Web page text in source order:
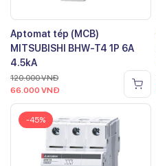
Aptomat tép (MCB)
MITSUBISHI BHW-T4 1P 6A
4.5kA
120.000VNĐ
66.000 VNĐ
-45%